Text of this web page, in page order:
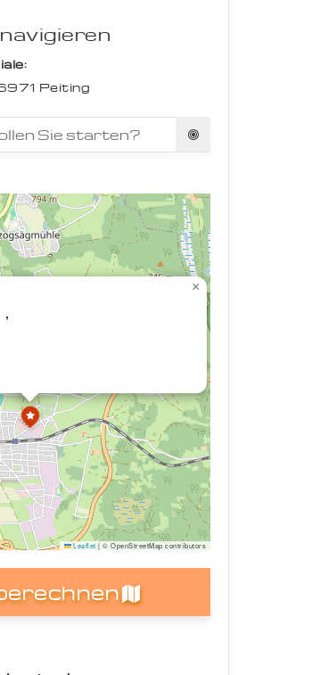
Peiting
,
×
Leaflet | © OpenStreetMap contributors